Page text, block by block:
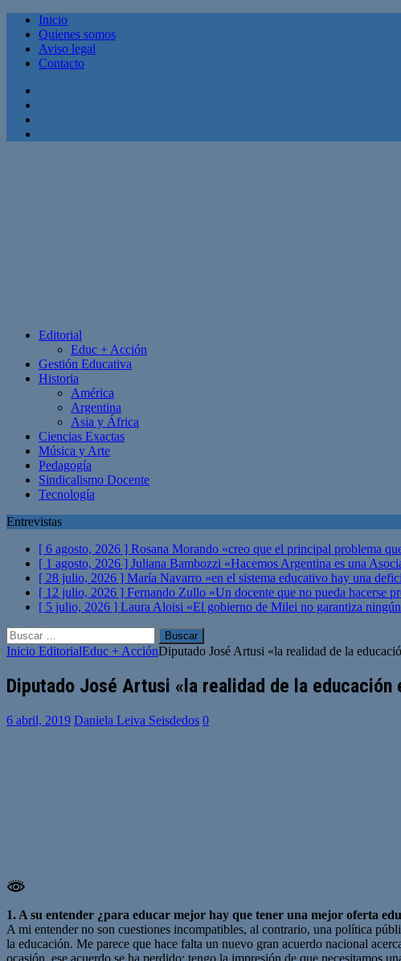
Inicio
Quienes somos
Aviso legal
Contacto
Editorial
Educ + Acción
Gestión Educativa
Historia
América
Argentina
Asia y África
Ciencias Exactas
Música y Arte
Pedagogía
Sindicalismo Docente
Tecnología
Entrevistas
[ 6 agosto, 2026 ] Rosana Morando «creo que el principal problema
[ 1 agosto, 2026 ] Juliana Bambozzi «Hacemos Argentina es una
[ 28 julio, 2026 ] María Navarro «en el sistema educativo hay una
[ 12 julio, 2026 ] Fernando Zullo «Un docente que no pueda hacerse
[ 5 julio, 2026 ] Laura Aloisi «El gobierno de Milei no garantiza
Buscar:
Inicio EditorialEduc + AcciónDiputado José Artusi «la realidad de la
Diputado José Artusi «la realidad de la
6 abril, 2019 Daniela Leiva Seisdedos 0
1. A su entender ¿para educar mejor hay que tener una mejor oferta
A mi entender no son cuestiones incompatibles, al contrario, una política
la educación. Me parece que hace falta un nuevo gran acuerdo nacional
ocasión, ese acuerdo se ha perdido; tengo la impresión de que necesitamos